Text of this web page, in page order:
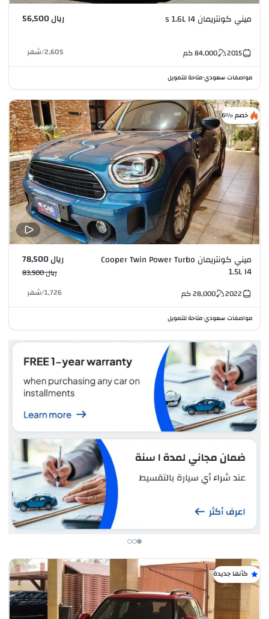
ميني كونتريمان s 1.6L I4 ريال 56,500
2015
84,000كم 2,605
/شهر
مواصفات سعودي•متاحة للتمويل
خصم %6
ميني كونتريمان Cooper Twin Power Turbo
1.5L I4
ريال 78,500
ريال 83,500
2022
28,000كم 1,726
/شهر
مواصفات سعودي•متاحة للتمويل
كأنها جديدة